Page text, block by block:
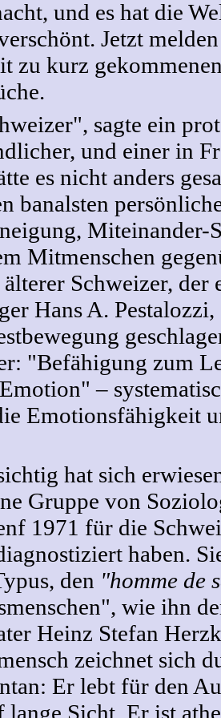
und es hat die
Jetzt
zu kurz
sagte ein
und einer in
es nicht anders
banalsten
Miteinander-
Mitmenschen
Schweizer, der
Hans A.
"Befähigung zum
–
Emotionsfähigkeit
hat sich
Gruppe von
1971 für die
haben.
den "homme de
wie ihn
Heinz Stefan
zeichnet sich
Er lebt für den
Sicht. Er ist